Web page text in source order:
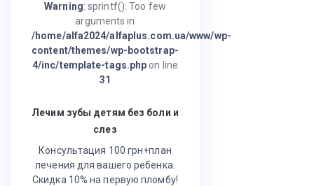
Warning: sprintf(): Too few
arguments in
/home/alfa2024/alfaplus.com.ua/www/wp-
content/themes/wp-bootstrap-
4/inc/template-tags.php on line
31
Лечим зубы детям без боли и
слез
Консультация 100 грн+план
лечения для вашего ребенка.
Скидка 10% на первую пломбу!